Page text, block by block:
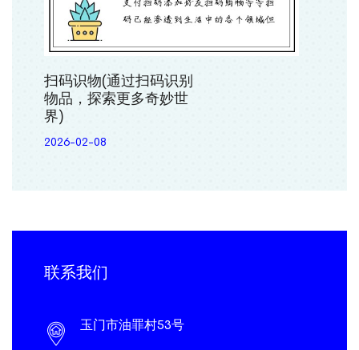
扫码识物(通过扫码识别
物品，探索更多奇妙世
界)
2026-02-08
联系我们
玉门市油罪村53号